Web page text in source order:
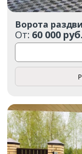
Ворота
От: 60 000